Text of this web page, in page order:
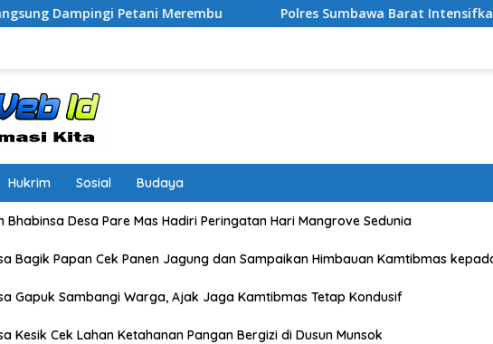
Merembu Polres Sumbawa Barat Intensifkan Patroli Wisata,
Hukrim Sosial Budaya
Desa Pare Mas Hadiri Peringatan Hari Mangrove Sedunia
Bagik Papan Cek Panen Jagung dan Sampaikan Himbauan Kamtibmas
Gapuk Sambangi Warga, Ajak Jaga Kamtibmas Tetap Kondusif
Kesik Cek Lahan Ketahanan Pangan Bergizi di Dusun Munsok